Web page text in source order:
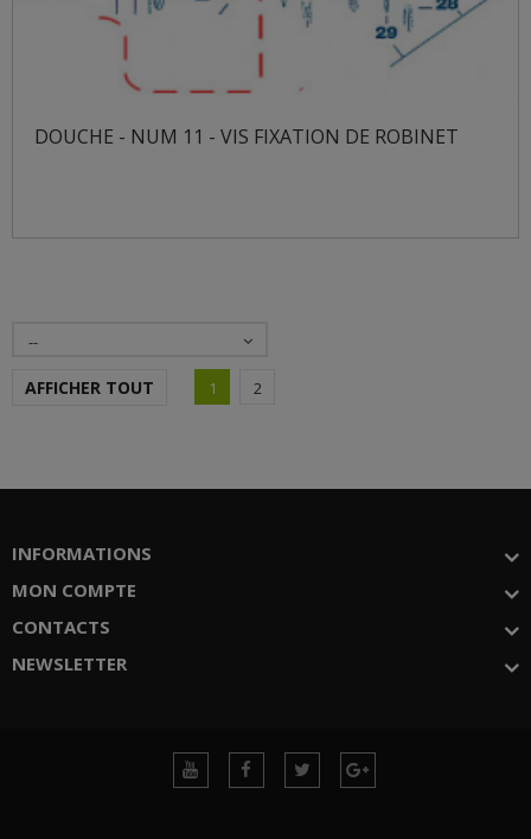
DOUCHE - NUM 11 - VIS FIXATION DE ROBINET
--
AFFICHER TOUT 1 2
INFORMATIONS
MON COMPTE
CONTACTS
NEWSLETTER